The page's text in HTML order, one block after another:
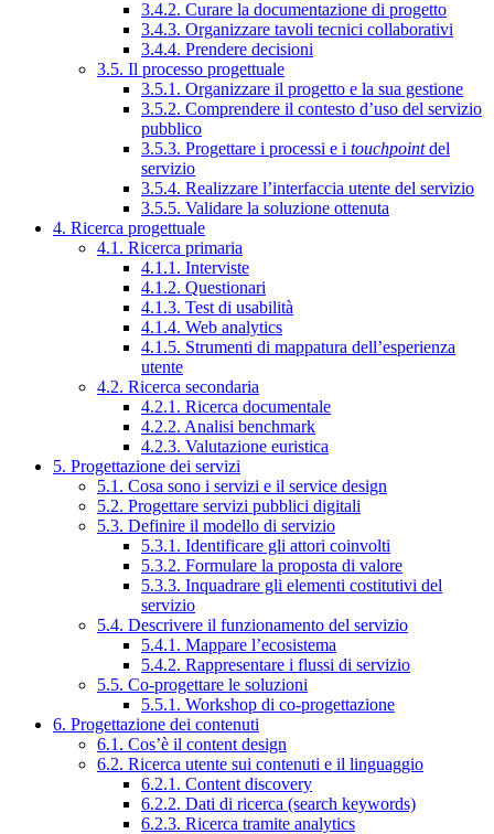
3.4.2. Curare la documentazione di progetto
3.4.3. Organizzare tavoli tecnici collaborativi
3.4.4. Prendere decisioni
3.5. Il processo progettuale
3.5.1. Organizzare il progetto e la sua gestione
3.5.2. Comprendere il contesto d’uso del servizio
pubblico
3.5.3. Progettare i processi e i touchpointdel
servizio
3.5.4. Realizzare l’interfaccia utente del servizio
3.5.5. Validare la soluzione ottenuta
4. Ricerca progettuale
4.1. Ricerca primaria
4.1.1. Interviste
4.1.2. Questionari
4.1.3. Test di usabilità
4.1.4. Web analytics
4.1.5. Strumenti di mappatura dell’esperienza
utente
4.2. Ricerca secondaria
4.2.1. Ricerca documentale
4.2.2. Analisi benchmark
4.2.3. Valutazione euristica
5. Progettazione dei servizi
5.1. Cosa sono i servizi e il service design
5.2. Progettare servizi pubblici digitali
5.3. Definire il modello di servizio
5.3.1. Identificare gli attori coinvolti
5.3.2. Formulare la proposta di valore
5.3.3. Inquadrare gli elementi costitutivi del
servizio
5.4. Descrivere il funzionamento del servizio
5.4.1. Mappare l’ecosistema
5.4.2. Rappresentare i flussi di servizio
5.5. Co-progettare le soluzioni
5.5.1. Workshop di co-progettazione
6. Progettazione dei contenuti
6.1. Cos’è il content design
6.2. Ricerca utente sui contenuti e il linguaggio
6.2.1. Content discovery
6.2.2. Dati di ricerca (search keywords)
6.2.3. Ricerca tramite analytics